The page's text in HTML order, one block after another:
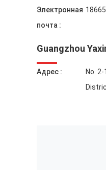
Электронная
почта :
Guangzhou
Адрес :
No.